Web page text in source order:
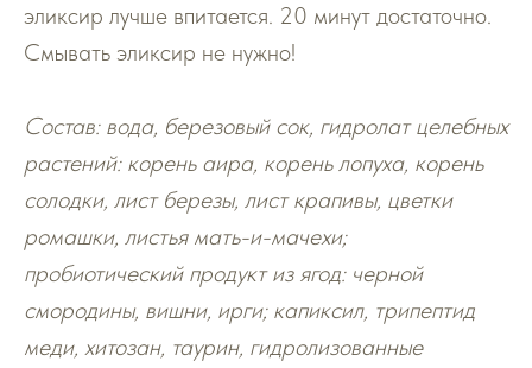
эликсир лучше впитается. 20 минут достаточно.
Смывать эликсир не нужно!
Состав: вода, березовый сок, гидролат целебных
растений: корень аира, корень лопуха, корень
солодки, лист березы, лист крапивы, цветки
ромашки, листья мать-и-мачехи;
пробиотический продукт из ягод: черной
смородины, вишни, ирги; капиксил, трипептид
меди, хитозан, таурин, гидролизованные